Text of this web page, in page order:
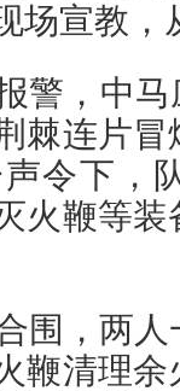
场宣教，
警，中
棘连片
令下，
火鞭等
围，两
鞭清理